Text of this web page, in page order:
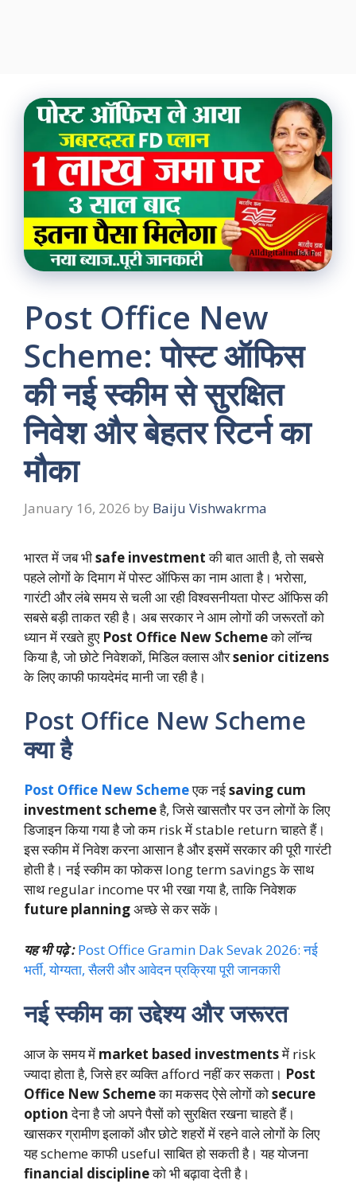
Post Office New
Scheme: पोस्ट ऑफिस
की नई स्कीम से सुरक्षित
निवेश और बेहतर रिटर्न का
मौका
January 16, 2026 by Baiju Vishwakrma
भारत में जब भीsafe investmentकी बात आती है, तो सबसे
पहले लोगों के दिमाग में पोस्ट ऑफिस का नाम आता है। भरोसा,
गारंटी और लंबे समय से चली आ रही विश्वसनीयता पोस्ट ऑफिस की
सबसे बड़ी ताकत रही है। अब सरकार ने आम लोगों की जरूरतों को
ध्यान में रखते हुए Post Office New Schemeको लॉन्च
किया है, जो छोटे निवेशकों, मिडिल क्लास औरsenior citizens
के लिए काफी फायदेमंद मानी जा रही है।
Post Office New Scheme
क्या है
Post Office New Schemeएक नईsaving cum
investment schemeहै, जिसे खासतौर पर उन लोगों के लिए
डिजाइन किया गया है जो कम risk में stable return चाहते हैं।
इस स्कीम में निवेश करना आसान है और इसमें सरकार की पूरी गारंटी
होती है। नई स्कीम का फोकस long term savings के साथ
साथ regular income पर भी रखा गया है, ताकि निवेशक
future planningअच्छे से कर सकें।
यह भी पढ़े : Post Office Gramin Dak Sevak 2026: नई
भर्ती, योग्यता, सैलरी और आवेदन प्रक्रिया पूरी जानकारी
नई स्कीम का उद्देश्य और जरूरत
आज के समय में market based investmentsमें risk
ज्यादा होता है, जिसे हर व्यक्ति afford नहीं कर सकता। Post
Office New Schemeका मकसद ऐसे लोगों कोsecure
optionदेना है जो अपने पैसों को सुरक्षित रखना चाहते हैं।
खासकर ग्रामीण इलाकों और छोटे शहरों में रहने वाले लोगों के लिए
यह scheme काफी useful साबित हो सकती है। यह योजना
financial disciplineको भी बढ़ावा देती है।